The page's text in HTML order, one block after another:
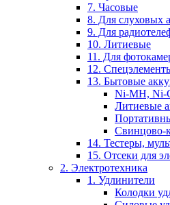
7. Часовые
8. Для слуховых
9. Для
10. Литиевые
11. Для
12.
13. Бытовые
Ni-MH, Ni-
Литиевые
Свинцово-
14. Тестеры,
15. Отсеки для
2. Электротехника
1. Удлинители
Колодки